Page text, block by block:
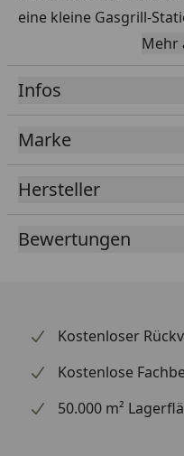
eine kleine Gasgrill-
einem Klettverschluss
Aufgrund der
gut abfließen. Die
wasserdicht
Anthrazit.
Maße: 155 x 65 x 110 cm
Mehr
Infos
Marke
Hersteller
Bewertungen
Kostenloser
Kostenlose
50.000 m²